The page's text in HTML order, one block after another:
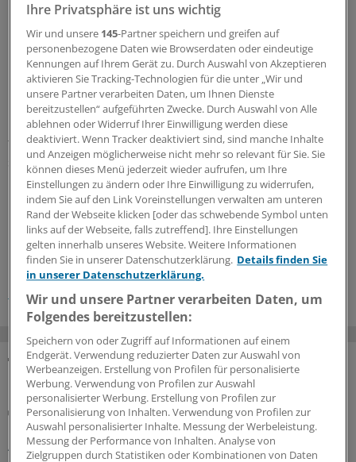
Baustart sei nicht absehbar. Der Investitionsstau im
Krankenhausbau sei mit 2,2 Milliarden Euro so hoch wie
nie zuvor.
Laut Landeskrankenhausgesellschaft reichen die
Fördermittel für dieses Jahr lediglich aus, um bereits
begonnene Baumaßnahmen fortzuführen. Die
fehlenden Investitionen gefährdeten mittelfristig eine
stationäre Versorgung auf hohem Niveau, warnt die
NKG.(chb)
0
Schlagworte:
Niedersachsen Klinik-Management Finanzen/Steuern
MEHR ZUM THEMA
Umfrage unter KVen
Erstes Quartal mit Entbudgetierung:
Auszahlungsquoten steigen – besonders in den
Ihre Privatsphäre ist uns wichtig
Wir und unsere 145-Partner speichern und greifen auf
personenbezogene Daten wie Browserdaten oder eindeutige
Kennungen auf Ihrem Gerät zu. Durch Auswahl von Akzeptieren
aktivieren Sie Tracking-Technologien für die unter „Wir und
unsere Partner verarbeiten Daten, um Ihnen Dienste
bereitzustellen“ aufgeführten Zwecke. Durch Auswahl von Alle
ablehnen oder Widerruf Ihrer Einwilligung werden diese
deaktiviert. Wenn Tracker deaktiviert sind, sind manche Inhalte
und Anzeigen möglicherweise nicht mehr so relevant für Sie. Sie
können dieses Menü jederzeit wieder aufrufen, um Ihre
Einstellungen zu ändern oder Ihre Einwilligung zu widerrufen,
indem Sie auf den Link Voreinstellungen verwalten am unteren
Rand der Webseite klicken [oder das schwebende Symbol unten
links auf der Webseite, falls zutreffend]. Ihre Einstellungen
gelten innerhalb unseres Website. Weitere Informationen
finden Sie in unserer Datenschutzerklärung. Details finden Sie
in unserer Datenschutzerklärung.
Wir und unsere Partner verarbeiten Daten, um
Folgendes bereitzustellen:
Speichern von oder Zugriff auf Informationen auf einem
Endgerät. Verwendung reduzierter Daten zur Auswahl von
Werbeanzeigen. Erstellung von Profilen für personalisierte
Werbung. Verwendung von Profilen zur Auswahl
personalisierter Werbung. Erstellung von Profilen zur
Personalisierung von Inhalten. Verwendung von Profilen zur
Auswahl personalisierter Inhalte. Messung der Werbeleistung.
Messung der Performance von Inhalten. Analyse von
Zielgruppen durch Statistiken oder Kombinationen von Daten